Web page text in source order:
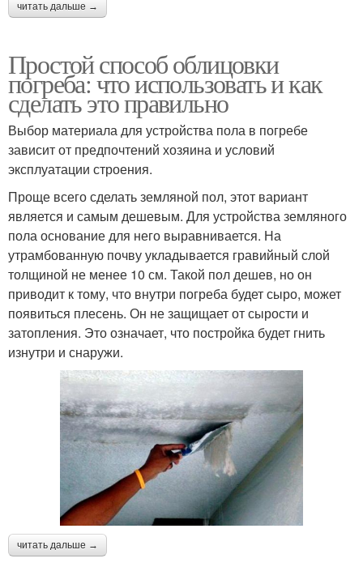
читать дальше →
Простой способ облицовки
погреба: что использовать и как
сделать это правильно
Выбор материала для устройства пола в погребе
зависит от предпочтений хозяина и условий
эксплуатации строения.
Проще всего сделать земляной пол, этот вариант
является и самым дешевым. Для устройства земляного
пола основание для него выравнивается. На
утрамбованную почву укладывается гравийный слой
толщиной не менее 10 см. Такой пол дешев, но он
приводит к тому, что внутри погреба будет сыро, может
появиться плесень. Он не защищает от сырости и
затопления. Это означает, что постройка будет гнить
изнутри и снаружи.
читать дальше →